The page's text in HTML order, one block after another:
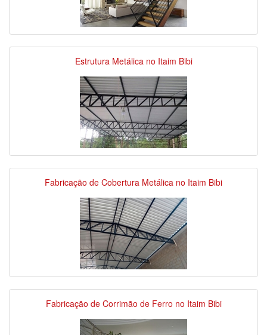
Estrutura Metálica no Itaim Bibi
Fabricação de Cobertura Metálica no Itaim Bibi
Fabricação de Corrimão de Ferro no Itaim Bibi